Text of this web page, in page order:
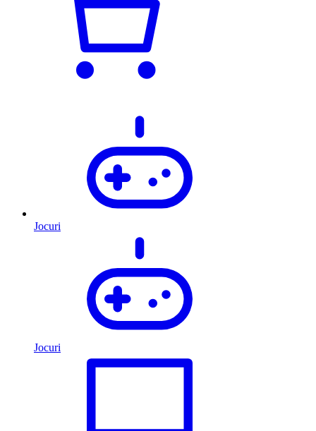
Jocuri
Jocuri